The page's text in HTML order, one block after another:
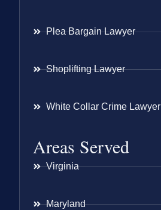
Plea Bargain Lawyer
Shoplifting Lawyer
White Collar Crime Lawyer
Areas Served
Virginia
Maryland